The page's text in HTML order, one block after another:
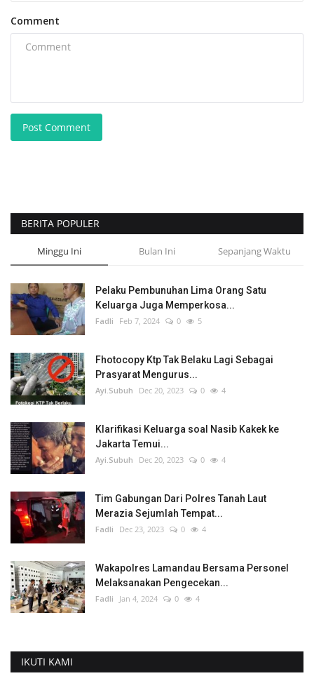
Comment
Post Comment
BERITA POPULER
Minggu Ini Bulan Ini Sepanjang Waktu
Pelaku Pembunuhan Lima Orang Satu
Keluarga Juga Memperkosa...
Fadli Feb 7, 2024 0 5
Fhotocopy Ktp Tak Belaku Lagi Sebagai
Prasyarat Mengurus...
Ayi.Subuh Dec 20, 2023 0 4
Klarifikasi Keluarga soal Nasib Kakek ke
Jakarta Temui...
Ayi.Subuh Dec 20, 2023 0 4
Tim Gabungan Dari Polres Tanah Laut
Merazia Sejumlah Tempat...
Fadli Dec 23, 2023 0 4
Wakapolres Lamandau Bersama Personel
Melaksanakan Pengecekan...
Fadli Jan 4, 2024 0 4
IKUTI KAMI